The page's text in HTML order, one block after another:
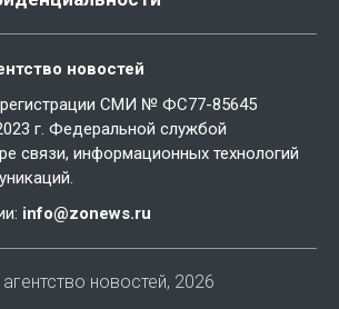
новостей
регистрации СМИ № ФС77-85645
г. Федеральной службой
связи, информационных технологий
info@zonews.ru
новостей, 2026